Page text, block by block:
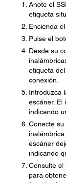
Anote el
etiqueta
Encienda
Pulse el
Desde su
etiqueta
conexión.
Introduzca
escáner. El
indicando
Conecte
escáner
indicando
Consulte el
para